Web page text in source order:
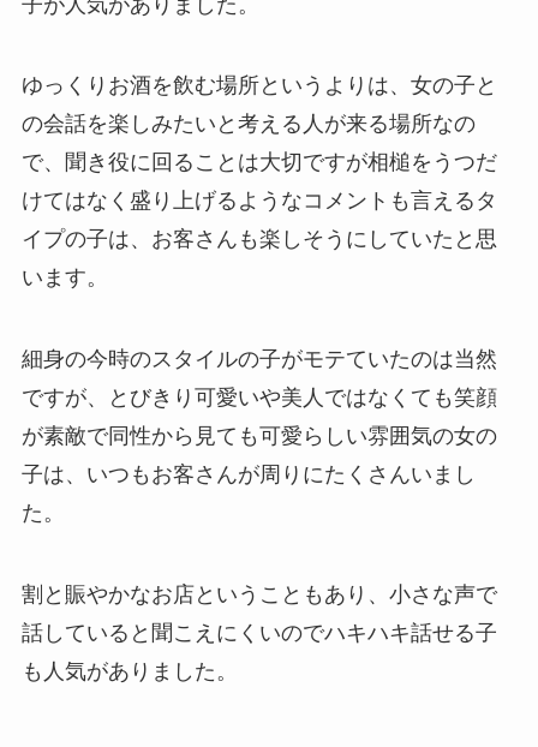
ゆっくりお酒を飲む場所というよりは、女の子と
の会話を楽しみたいと考える人が来る場所なの
で、聞き役に回ることは大切ですが相槌をうつだ
けてはなく盛り上げるようなコメントも言えるタ
イプの子は、お客さんも楽しそうにしていたと思
います。
細身の今時のスタイルの子がモテていたのは当然
ですが、とびきり可愛いや美人ではなくても笑顔
が素敵で同性から見ても可愛らしい雰囲気の女の
子は、いつもお客さんが周りにたくさんいまし
た。
割と賑やかなお店ということもあり、小さな声で
話していると聞こえにくいのでハキハキ話せる子
も人気がありました。